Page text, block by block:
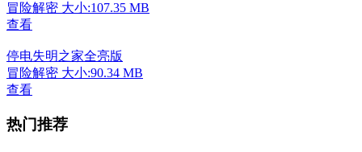
冒险解密 大小:107.35 MB
查看
停电失明之家全亮版
冒险解密 大小:90.34 MB
查看
热门推荐